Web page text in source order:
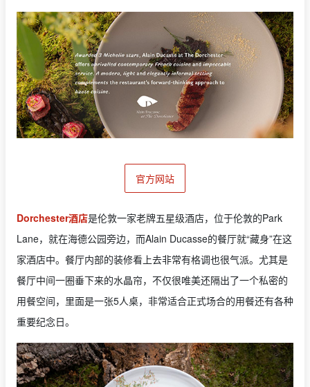
官方网站
Dorchester酒店是伦敦一家老牌五星级酒店，位于伦敦的Park
Lane，就在海德公园旁边，而Alain Ducasse的餐厅就“藏身”在这
家酒店中。餐厅内部的装修看上去非常有格调也很气派。尤其是
餐厅中间一圈垂下来的水晶帘，不仅很唯美还隔出了一个私密的
用餐空间，里面是一张5人桌，非常适合正式场合的用餐还有各种
重要纪念日。